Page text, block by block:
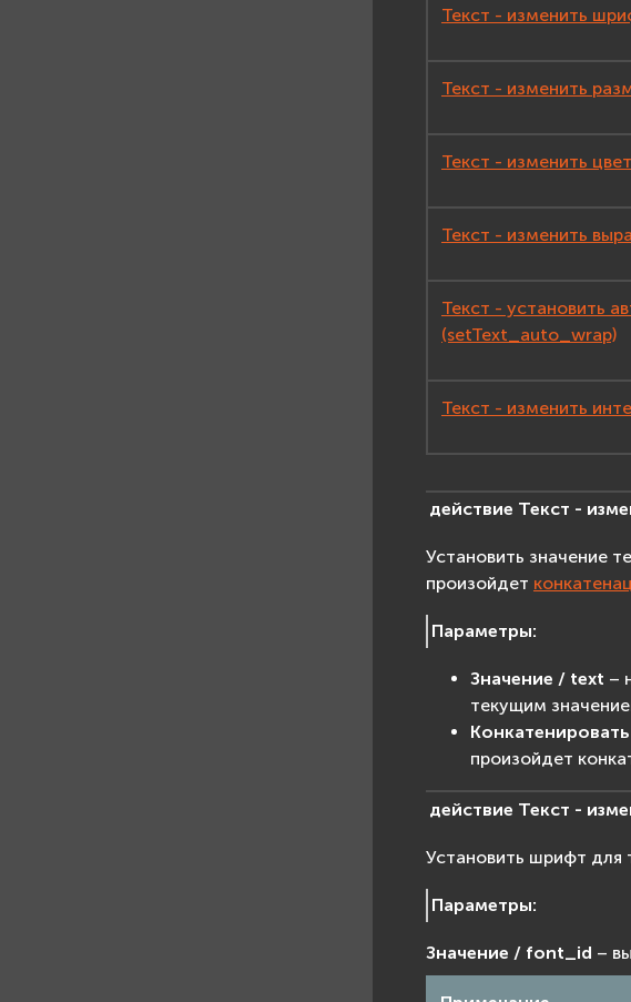
Текст - изменить
Текст - изменить
Текст - изменить
Текст - изменить
Текст - установить
(setText_auto_wrap)
Текст - изменить
действие Текст -
Установить значение
произойдет
Параметры:
Значение / text –
текущим
произойдет
действие Текст -
Установить шрифт для
Параметры:
Значение / font_id –